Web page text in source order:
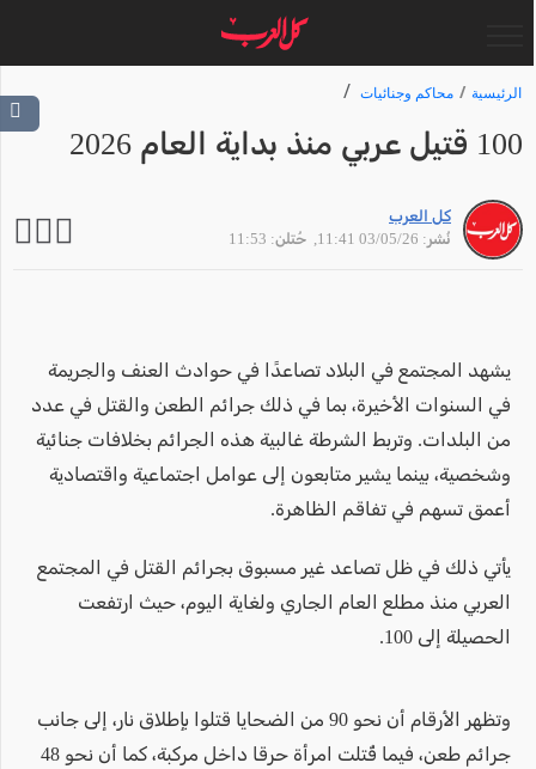
الرئيسية محاكم وجنائيات
100 قتيل عربي منذ بداية العام 2026
كل العرب
نُشر: 03/05/26 11:41
, حُتلن: 11:53
يشهد المجتمع في البلاد تصاعدًا في حوادث العنف والجريمة
في السنوات الأخيرة، بما في ذلك جرائم الطعن والقتل في عدد
من البلدات. وتربط الشرطة غالبية هذه الجرائم بخلافات جنائية
وشخصية، بينما يشير متابعون إلى عوامل اجتماعية واقتصادية
أعمق تسهم في تفاقم الظاهرة.
يأتي ذلك في ظل تصاعد غير مسبوق بجرائم القتل في المجتمع
العربي منذ مطلع العام الجاري ولغاية اليوم، حيث ارتفعت
الحصيلة إلى 100.
وتظهر الأرقام أن نحو 90 من الضحايا قتلوا بإطلاق نار، إلى جانب
جرائم طعن، فيما قُتلت امرأة حرقا داخل مركبة، كما أن نحو 48